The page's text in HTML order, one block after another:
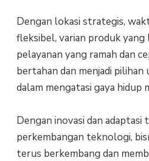
Dengan lokasi strategis,
fleksibel, varian produk yang
pelayanan yang ramah dan
bertahan dan menjadi pilihan
dalam mengatasi gaya hidup
Dengan inovasi dan adaptasi
perkembangan teknologi,
terus berkembang dan